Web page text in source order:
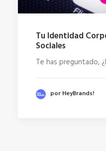
Tu Identidad
Sociales
Te has preguntado,
por HeyBrands!